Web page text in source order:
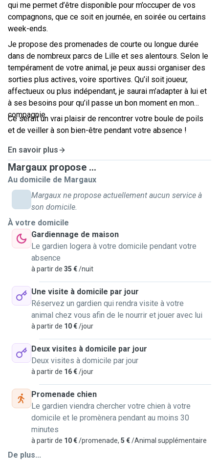
qui me permet d’être disponible pour m’occuper de vos
compagnons, que ce soit en journée, en soirée ou certains
week-ends.
Je propose des promenades de courte ou longue durée
dans de nombreux parcs de Lille et ses alentours. Selon le
tempérament de votre animal, je peux aussi organiser des
sorties plus actives, voire sportives. Qu’il soit joueur,
affectueux ou plus indépendant, je saurai m’adapter à lui et
à ses besoins pour qu’il passe un bon moment en mon
compagnie.
Ce serait un vrai plaisir de rencontrer votre boule de poils
et de veiller à son bien-être pendant votre absence !
En savoir plus
Margaux propose ...
Au domicile de Margaux
Margaux ne propose actuellement aucun service à
son domicile.
À votre domicile
Gardiennage de maison
Le gardien logera à votre domicile pendant votre
absence
à partir de 35 €/nuit
Une visite à domicile par jour
Réservez un gardien qui rendra visite à votre
animal chez vous afin de le nourrir et jouer avec lui
à partir de 10 €/jour
Deux visites à domicile par jour
Deux visites à domicile par jour
à partir de 16 €/jour
Promenade chien
Le gardien viendra chercher votre chien à votre
domicile et le promènera pendant au moins 30
minutes
à partir de 10 €/promenade, 5 €/Animal supplémentaire
De plus...